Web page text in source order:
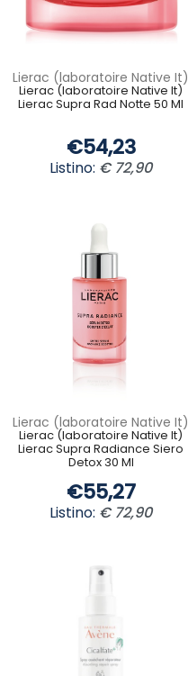
Lierac (laboratoire Native It)
Lierac (laboratoire Native It)
Lierac Supra Rad Notte 50 Ml
€54,23
Listino: € 72,90
Lierac (laboratoire Native It)
Lierac (laboratoire Native It)
Lierac Supra Radiance Siero
Detox 30 Ml
€55,27
Listino: € 72,90